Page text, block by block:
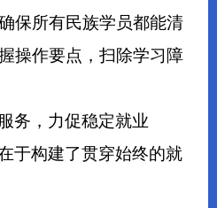
保所有民族学员都能清
操作要点，扫除学习障
务，力促稳定就业
于构建了贯穿始终的就